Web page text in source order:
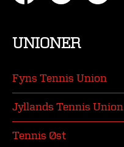
UNIONER
Fyns Tennis Union
Jyllands Tennis Union
Tennis Øst